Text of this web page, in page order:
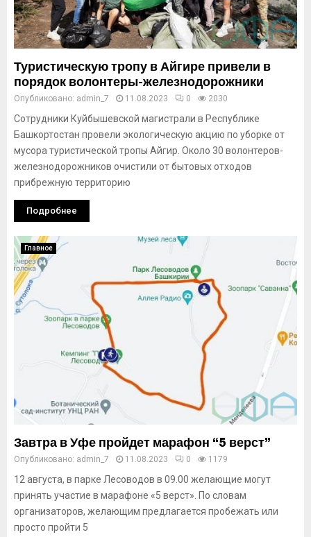
Туристическую тропу в Айгире привели в
порядок волонтеры-железнодорожники
Опубликовано: admin_7 11.08.2023 0 2030
Сотрудники Куйбышевской магистрали в Республике
Башкортостан провели экологическую акцию по уборке от
мусора туристической тропы Айгир. Около 30 волонтеров-
железнодорожников очистили от бытовых отходов
прибрежную территорию
Подробнее
Главное
Завтра в Уфе пройдет марафон “5 верст”
Опубликовано: admin_7 11.08.2023 0 1179
12 августа, в парке Лесоводов в 09.00 желающие могут
принять участие в марафоне «5 верст». По словам
организаторов, желающим предлагается пробежать или
просто пройти 5